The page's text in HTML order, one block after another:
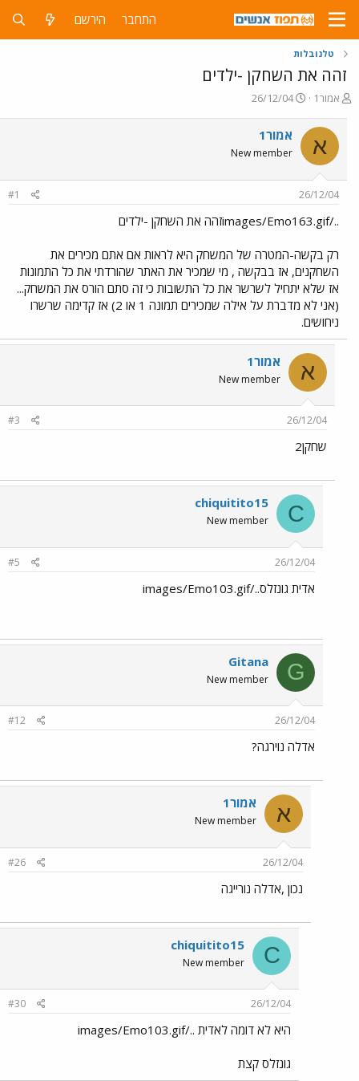
התחבר הירשם
טלנובלות
זהה את השחקן -ילדים
פ
ח
ה
ו
ש
אמור1
פ
ס
ם
ת
26/12/04
א אמור1
New member
26/12/04
#1
../images/Emo163.gifזהה את השחקן -ילדים
רק בקשה-המטרה של המשחק היא לראות אם אתם מכירים את
השחקנים, אז בבקשה , מי שמכיר את האתר שהורדתי את כל התמונות
אז שלא יתחיל לשרשר את כל התשובות כי זה סתם הורס את המשחק...
(אני לא מדברת על אילה שמכירים תמונה 1 או 2) אז קדימה שרשרו
ניחושים.
א אמור1
New member
26/12/04
#3
שחקן2
C
chiquitito15
New member
26/12/04
#5
אדית גונזלס../images/Emo103.gif
G
Gitana
New member
26/12/04
#12
אדלה נוירגה?
א אמור1
New member
26/12/04
#26
נכון ,אדלה נורייגה
C
chiquitito15
New member
26/12/04
#30
היא לא דומה לאדית ../images/Emo103.gif
גונזלס קצת